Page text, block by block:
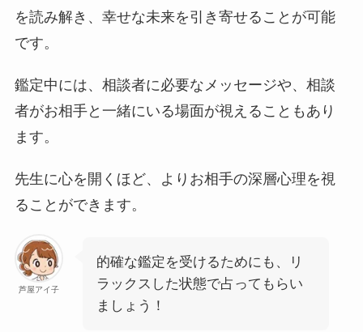
を読み解き、幸せな未来を引き寄せることが可能
です。
鑑定中には、相談者に必要なメッセージや、相談
者がお相手と一緒にいる場面が視えることもあり
ます。
先生に心を開くほど、よりお相手の深層心理を視
ることができます。
芦屋アイ子
的確な鑑定を受けるためにも、リ
ラックスした状態で占ってもらい
ましょう！